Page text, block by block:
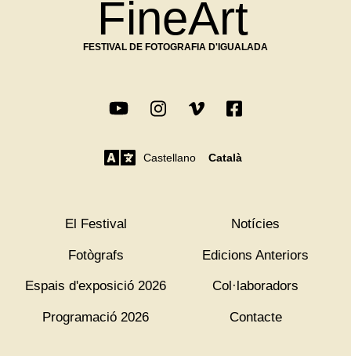
FineArt
FESTIVAL DE FOTOGRAFIA D'IGUALADA
Castellano Català
El Festival
Fotògrafs
Espais d'exposició 2026
Programació 2026
Notícies
Edicions Anteriors
Col·laboradors
Contacte